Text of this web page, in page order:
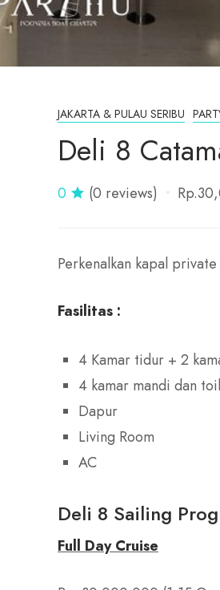
JAKARTA & PULAU SERIBU
Deli 8
0 (0 reviews)
Perkenalkan kapal
Fasilitas :
4 Kamar tidur + 2
4 kamar mandi dan
Dapur
Living Room
AC
Deli 8 Sailing
Full Day Cruise